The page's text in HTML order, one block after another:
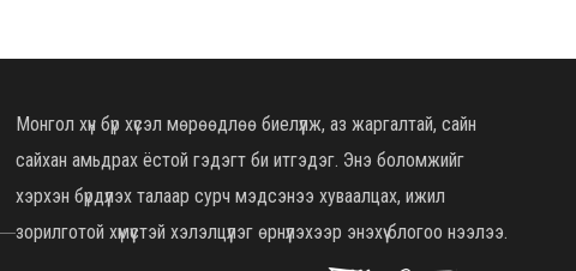
Монгол хүн бүр хүсэл мөрөөдлөө биелүүлж, аз жаргалтай, сайн
сайхан амьдрах ёстой гэдэгт би итгэдэг. Энэ боломжийг
хэрхэн бүрдүүлэх талаар сурч мэдсэнээ хуваалцах, ижил
зорилготой хүмүүстэй хэлэлцүүлэг өрнүүлэхээр энэхүү блогоо нээлээ.